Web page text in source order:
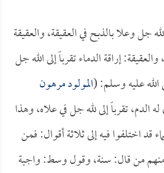
جل وعلا بالذبح في العقيقة، والعقيقة
إراقة الدماء تقرباً إلى الله جل
الله عليه وسلم: (المولود مرهون
الدم، تقرباً إلى لله جل في علاه، وهذا
قد اختلفوا فيه إلى ثلاثة أقوال: فمن
من قال: سنة، وقول وسط: واجبة